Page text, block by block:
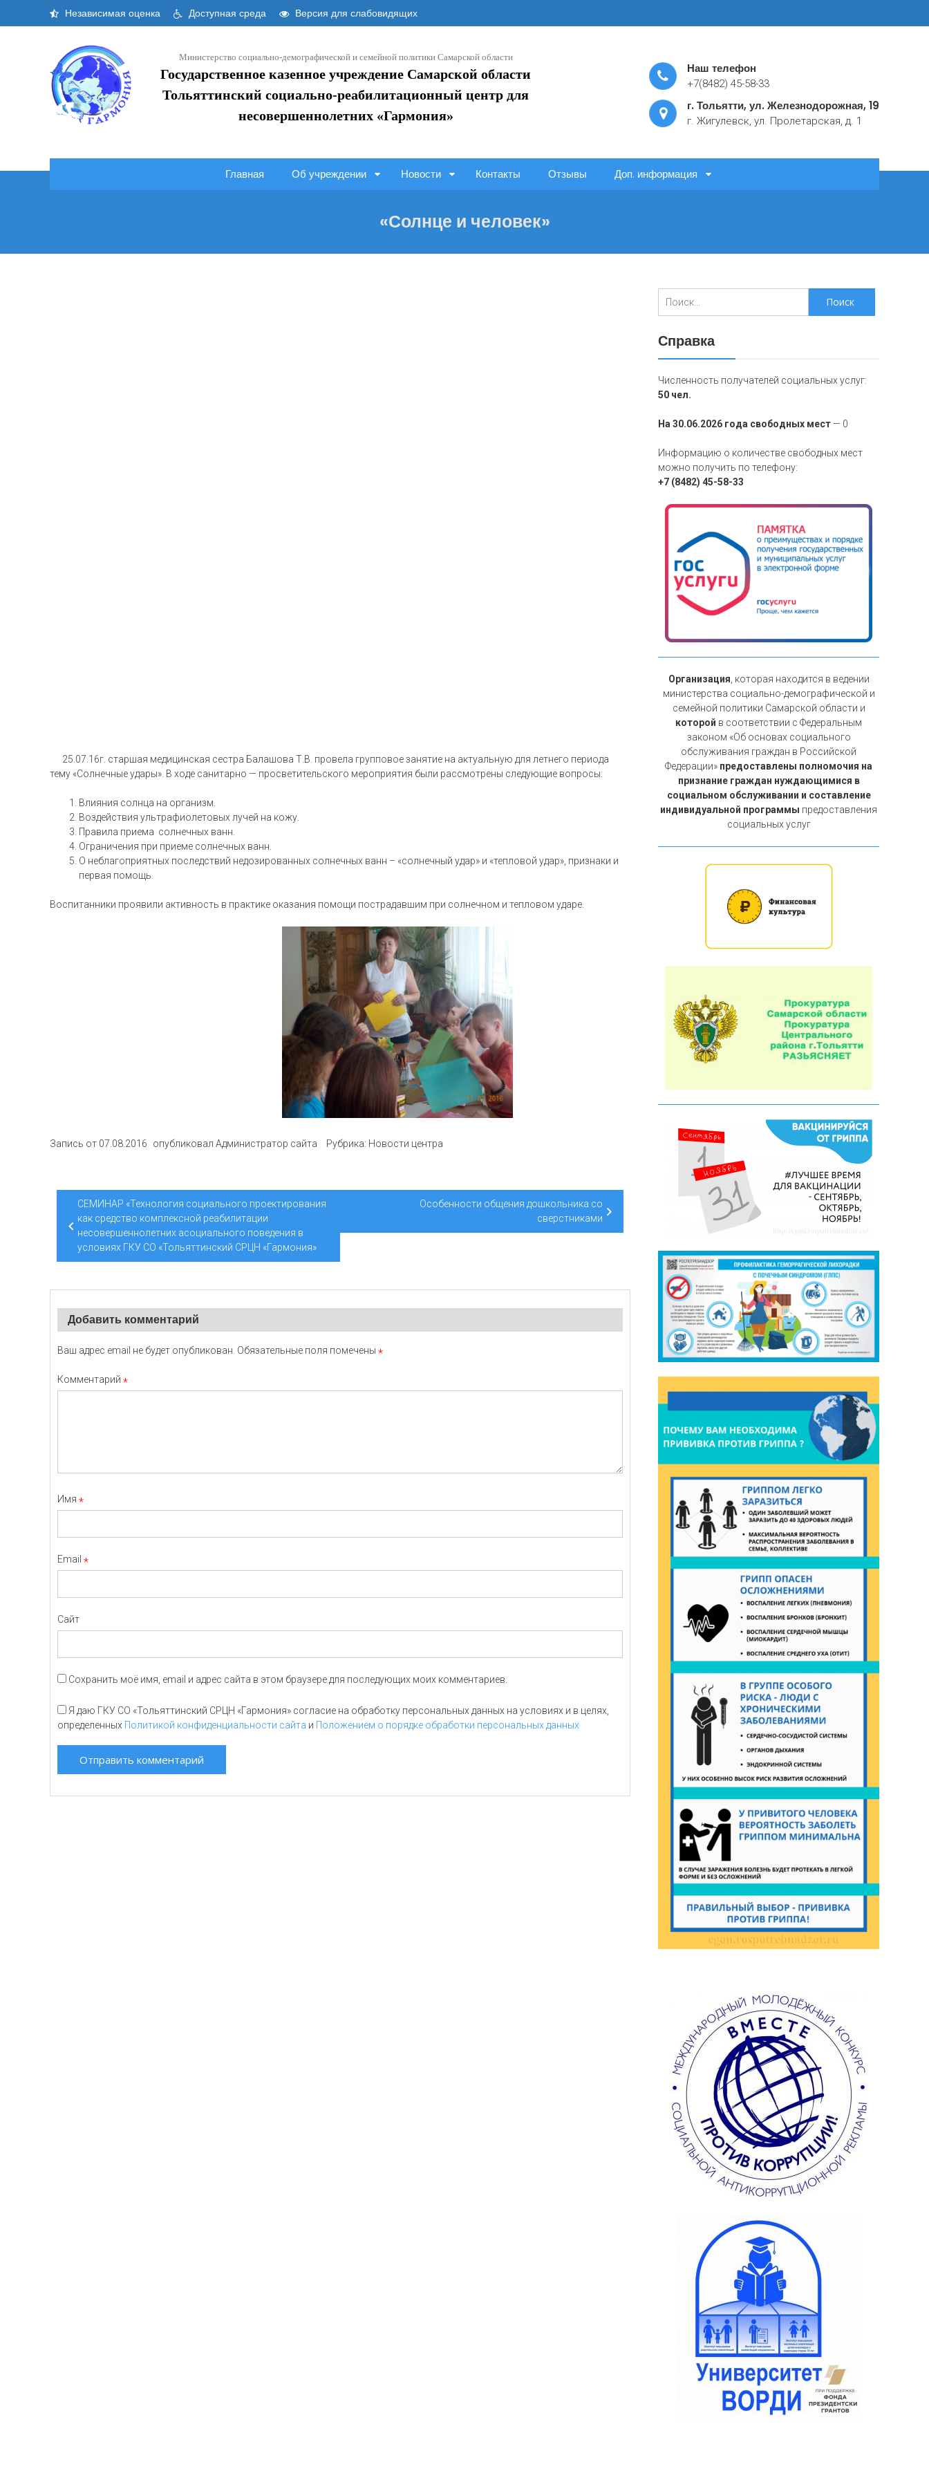
Независимая оценка Доступная среда Версия для слабовидящих
Министерство социально-демографической и семейной политики Самарской области
Государственное казенное учреждение Самарской области
Тольяттинский социально-реабилитационный центр для
несовершеннолетних «Гармония»
Наш телефон
+7(8482) 45-58-33
г. Тольятти, ул. Железнодорожная, 19
г. Жигулевск, ул. Пролетарская, д. 1
Главная Об учреждении Новости Контакты Отзывы Доп. информация
«Солнце и человек»
25.07.16г. старшая медицинская сестра Балашова Т.В. провела групповое занятие на актуальную для летнего периода
тему «Солнечные удары». В ходе санитарно — просветительского мероприятия были рассмотрены следующие вопросы:
Влияния солнца на организм.
Воздействия ультрафиолетовых лучей на кожу.
Правила приема солнечных ванн.
Ограничения при приеме солнечных ванн.
О неблагоприятных последствий недозированных солнечных ванн – «солнечный удар» и «тепловой удар», признаки и
первая помощь.
Воспитанники проявили активность в практике оказания помощи пострадавшим при солнечном и тепловом ударе.
Запись от 07.08.2016 опубликовал Администратор сайта Рубрика: Новости центра
Навигация
записям
СЕМИНАР «Технология социального проектирования
как средство комплексной реабилитации
несовершеннолетних асоциального поведения в
условиях ГКУ СО «Тольяттинский СРЦН «Гармония»
Особенности общения дошкольника со
сверстниками
Добавить комментарий
Ваш адрес email не будет опубликован. Обязательные поля помечены *
Комментарий *
Имя *
Email *
Сайт
Сохранить моё имя, email и адрес сайта в этом браузере для последующих моих комментариев.
Я даю ГКУ СО «Тольяттинский СРЦН «Гармония» согласие на обработку персональных данных на условиях и в целях,
определенных Политикой конфиденциальности сайта и Положением о порядке обработки персональных данных
для:
Справка
Численность получателей социальных услуг:
50 чел.
На 30.06.2026 года свободных мест — 0
Информацию о количестве свободных мест
можно получить по телефону:
+7 (8482) 45-58-33
Организация , которая находится в ведении
министерства социально-демографической и
семейной политики Самарской области и
которой в соответствии с Федеральным
законом «Об основах социального
обслуживания граждан в Российской
Федерации» предоставлены полномочия на
признание граждан нуждающимися в
социальном обслуживании и составление
индивидуальной программы предоставления
социальных услуг